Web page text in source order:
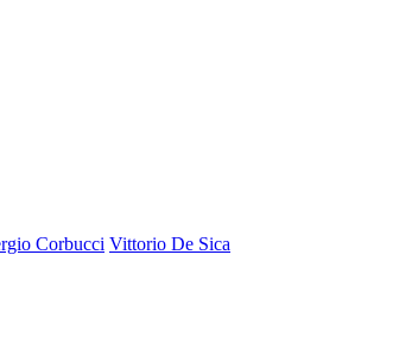
Corbucci Vittorio De Sica